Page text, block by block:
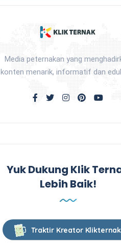
Media peternakan yang
konten menarik, informatif dan
Yuk Dukung Klik
Lebih Baik!
Traktir Kreator Klikternak